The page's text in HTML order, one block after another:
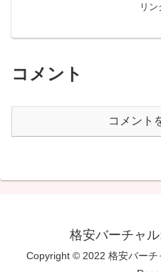
リ
コメント
コメント
格安バーチャ
Copyright © 2022 格安バー